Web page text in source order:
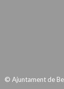
© Ajuntament de